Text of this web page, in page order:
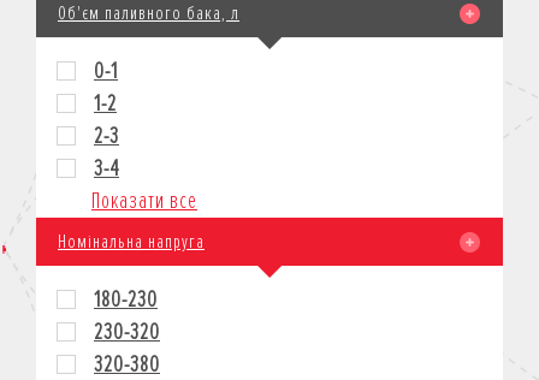
Об'єм паливного бака, л
0-1
1-2
2-3
3-4
Показати все
Номінальна напруга
180-230
230-320
320-380